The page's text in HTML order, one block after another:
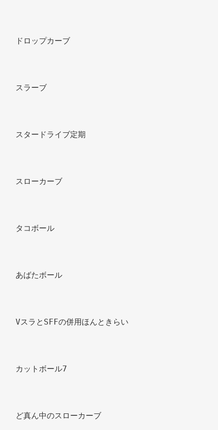
ドロップカーブ
スラーブ
スタードライブ定期
スローカーブ
タコボール
あばたボール
VスラとSFFの併用ほんときらい
カットボール7
ど真ん中のスローカーブ